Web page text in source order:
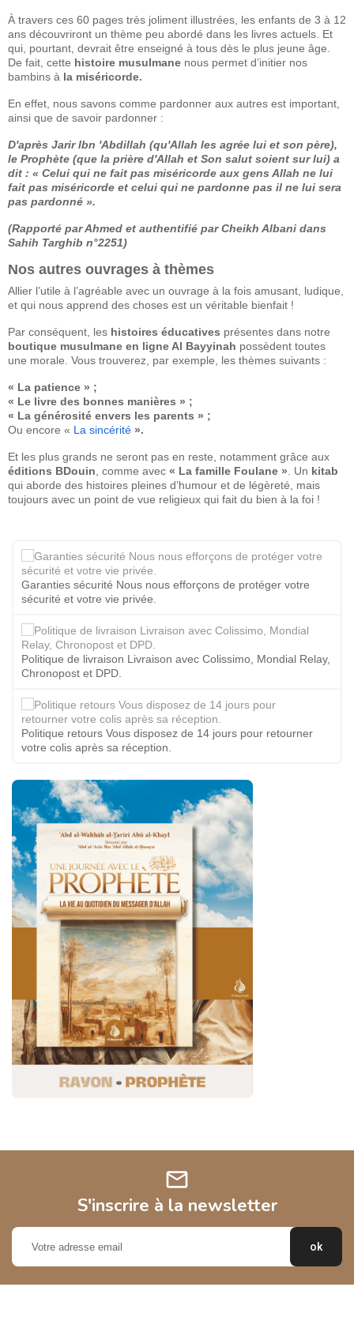
À travers ces 60 pages très joliment illustrées, les enfants de 3 à 12
ans découvriront un thème peu abordé dans les livres actuels. Et
qui, pourtant, devrait être enseigné à tous dès le plus jeune âge.
De fait, cette histoire musulmane nous permet d’initier nos
bambins à la miséricorde.
En effet, nous savons comme pardonner aux autres est important,
ainsi que de savoir pardonner :
D'après Jarir Ibn 'Abdillah (qu'Allah les agrée lui et son père),
le Prophète (que la prière d'Allah et Son salut soient sur lui) a
dit : « Celui qui ne fait pas miséricorde aux gens Allah ne lui
fait pas miséricorde et celui qui ne pardonne pas il ne lui sera
pas pardonné ».
(Rapporté par Ahmed et authentifié par Cheikh Albani dans
Sahih Targhib n°2251)
Nos autres ouvrages à thèmes
Allier l’utile à l’agréable avec un ouvrage à la fois amusant, ludique,
et qui nous apprend des choses est un véritable bienfait !
Par conséquent, les histoires éducatives présentes dans notre
boutique musulmane en ligne Al Bayyinah possèdent toutes
une morale. Vous trouverez, par exemple, les thèmes suivants :
« La patience » ;
« Le livre des bonnes manières » ;
« La générosité envers les parents » ;
Ou encore « La sincérité ».
Et les plus grands ne seront pas en reste, notamment grâce aux
éditions BDouin , comme avec « La famille Foulane » . Un kitab
qui aborde des histoires pleines d’humour et de légèreté, mais
toujours avec un point de vue religieux qui fait du bien à la foi !
Garanties sécurité Nous nous efforçons de protéger votre
sécurité et votre vie privée.
Politique de livraison Livraison avec Colissimo, Mondial Relay,
Chronopost et DPD.
Politique retours Vous disposez de 14 jours pour retourner
votre colis après sa réception.
mail
S'inscrire à la newsletter